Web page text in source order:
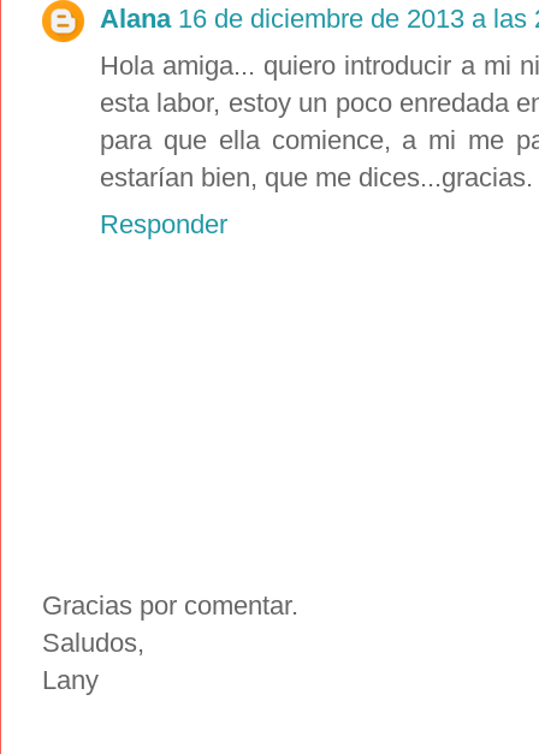
Alana 16 de diciembre de 2013 a las
Hola amiga... quiero introducir a mi
esta labor, estoy un poco enredada
para que ella comience, a mi me
estarían bien, que me dices...gracias.
Responder
Gracias por comentar.
Saludos,
Lany